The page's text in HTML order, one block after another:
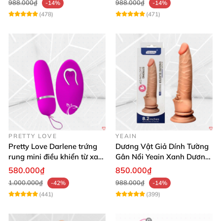
988.000₫
-14%
(478)
988.000₫
-14%
(471)
PRETTY LOVE
Pretty Love Darlene trứng
rung mini điều khiển từ xa
12 chế độ rung mạnh
580.000₫
1.000.000₫
-42%
(441)
YEAIN
Dương Vật Giả Dính Tường
Gân Nổi Yeain Xanh Dương
8.2 Siêu Thật
850.000₫
988.000₫
-14%
(399)